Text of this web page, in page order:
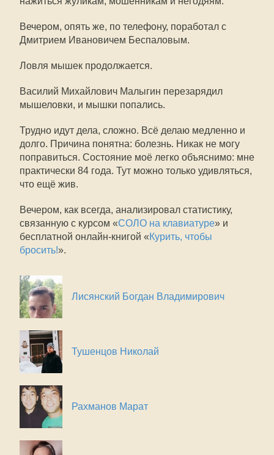
Вечером, опять же, по телефону, поработал с
Дмитрием Ивановичем Беспаловым.
Ловля мышек продолжается.
Василий Михайлович Малыгин перезарядил
мышеловки, и мышки попались.
Трудно идут дела, сложно. Всё делаю медленно и
долго. Причина понятна: болезнь. Никак не могу
поправиться. Состояние моё легко объяснимо: мне
практически 84 года. Тут можно только удивляться,
что ещё жив.
Вечером, как всегда, анализировал статистику,
связанную с курсом «СОЛО на клавиатуре» и
бесплатной онлайн-книгой «Курить, чтобы
бросить!».
Лисянский Богдан Владимирович
Тушенцов Николай
Рахманов Марат